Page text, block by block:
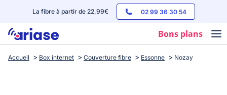
La fibre à partir de 22,99€ 02 99 36 30 54
Bons plans
Box internet
Accueil Box internet Couverture fibre Essonne Nozay